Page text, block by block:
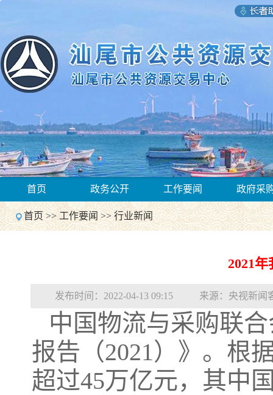
Previous
Next
1
首页 政务公开 工作要闻 政府采
首页>>工作要闻>>行业新闻
2021
发布时间：2022-04-13 09:15 来源：央视新闻
中国物流与采购联
报告（2021）》。根
超过45万亿元，其中